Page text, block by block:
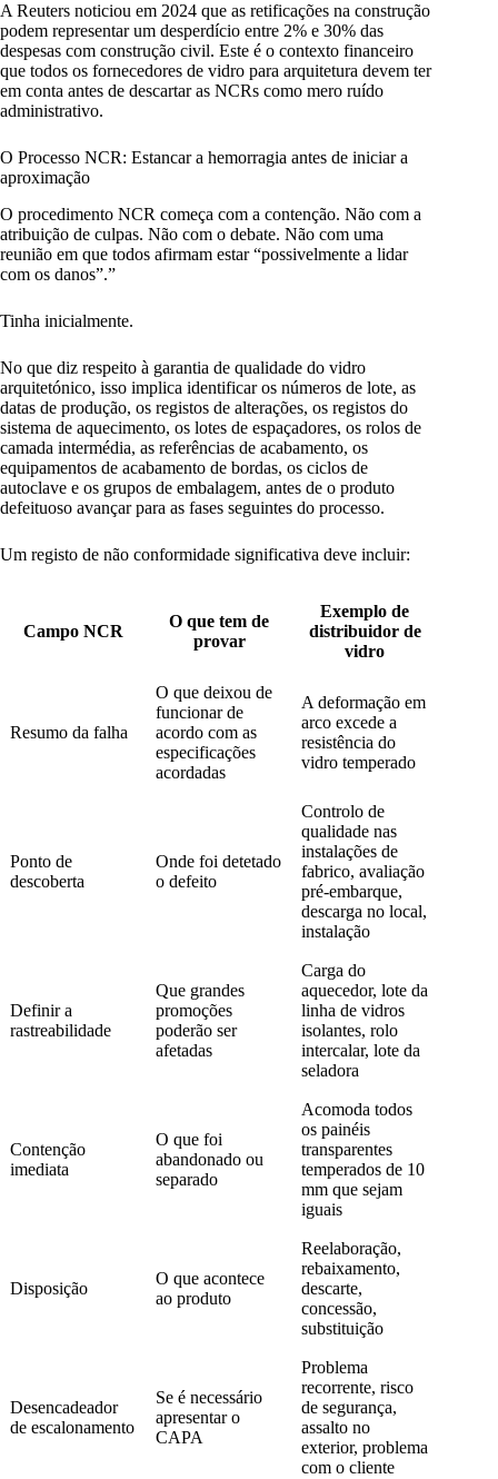
A Reuters noticiou em 2024 que as retificações na construção
podem representar um desperdício entre 2% e 30% das
despesas com construção civil. Este é o contexto financeiro
que todos os fornecedores de vidro para arquitetura devem ter
em conta antes de descartar as NCRs como mero ruído
administrativo.
O Processo NCR: Estancar a hemorragia antes de iniciar a
aproximação
O procedimento NCR começa com a contenção. Não com a
atribuição de culpas. Não com o debate. Não com uma
reunião em que todos afirmam estar “possivelmente a lidar
com os danos”.”
Tinha inicialmente.
No que diz respeito à garantia de qualidade do vidro
arquitetónico, isso implica identificar os números de lote, as
datas de produção, os registos de alterações, os registos do
sistema de aquecimento, os lotes de espaçadores, os rolos de
camada intermédia, as referências de acabamento, os
equipamentos de acabamento de bordas, os ciclos de
autoclave e os grupos de embalagem, antes de o produto
defeituoso avançar para as fases seguintes do processo.
Um registo de não conformidade significativa deve incluir:
Campo NCR
O que tem de
provar
Exemplo de
distribuidor de
vidro
Resumo da falha
O que deixou de
funcionar de
acordo com as
especificações
acordadas
A deformação em
arco excede a
resistência do
vidro temperado
Ponto de
descoberta
Onde foi detetado
o defeito
Controlo de
qualidade nas
instalações de
fabrico, avaliação
pré-embarque,
descarga no local,
instalação
Definir a
rastreabilidade
Que grandes
promoções
poderão ser
afetadas
Carga do
aquecedor, lote da
linha de vidros
isolantes, rolo
intercalar, lote da
seladora
Contenção
imediata
O que foi
abandonado ou
separado
Acomoda todos
os painéis
transparentes
temperados de 10
mm que sejam
iguais
Disposição
O que acontece
ao produto
Reelaboração,
rebaixamento,
descarte,
concessão,
substituição
Desencadeador
de escalonamento
Se é necessário
apresentar o
CAPA
Problema
recorrente, risco
de segurança,
assalto no
exterior, problema
com o cliente